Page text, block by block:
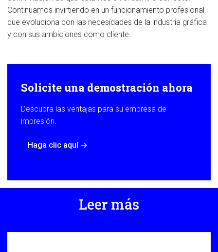
Continuamos invirtiendo en un funcionamiento profesional
que evoluciona con las necesidades de la industria gráfica
y con sus ambiciones como cliente.
Solicite una demostración ahora
Descubra las ventajas para su empresa de
impresión.
Haga clic aquí →
Leer más